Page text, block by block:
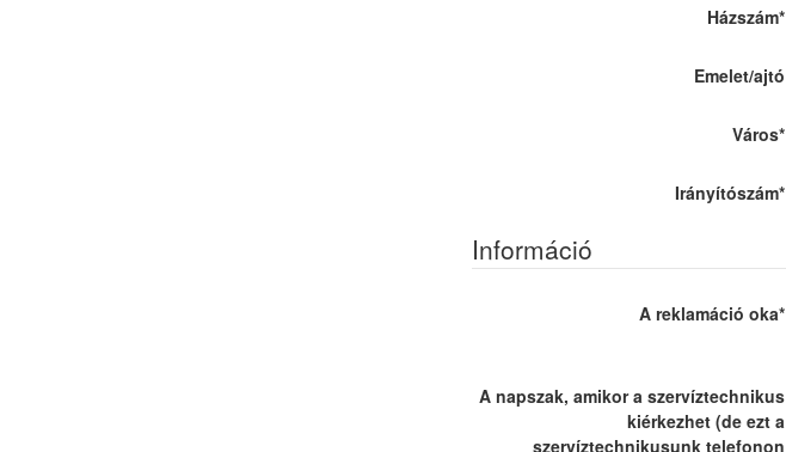
Házszám*
Emelet/ajtó
Város*
Irányítószám*
Információ
A reklamáció oka*
A napszak, amikor a szervíztechnikus
kiérkezhet (de ezt a
szervíztechnikusunk telefonon